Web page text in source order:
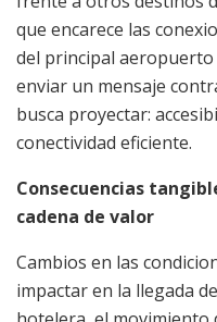
que encarece las
del principal
enviar un mensaje
busca proyectar:
conectividad eficiente.
Consecuencias
cadena de valor
Cambios en las
impactar en la llegada